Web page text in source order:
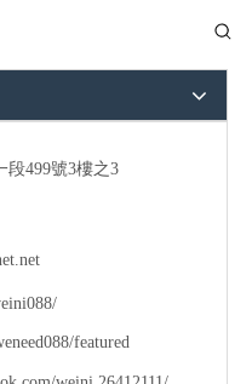
段499號3樓之3
featured